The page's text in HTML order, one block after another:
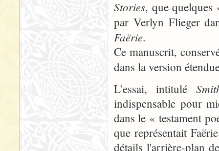
Stories, que quelques
par Verlyn Flieger
Faërie.
Ce manuscrit,
dans la version
L'essai, intitulé
indispensable pour
dans le « testament
que représentait
détails l'arrière-plan